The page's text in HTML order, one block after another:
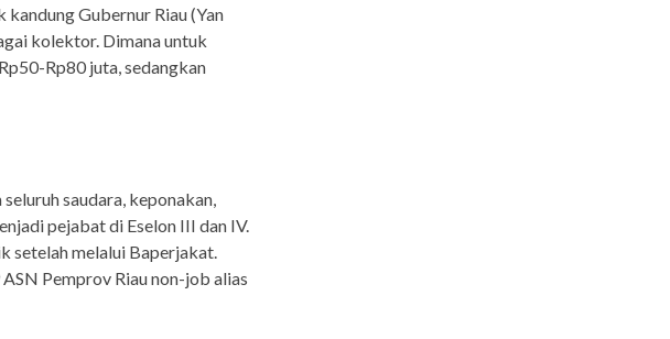
Gubernur Riau (Yan
kolektor. Dimana untuk
Rp80 juta, sedangkan
saudara, keponakan,
pejabat di Eselon III dan IV.
setelah melalui Baperjakat.
Pemprov Riau non-job alias